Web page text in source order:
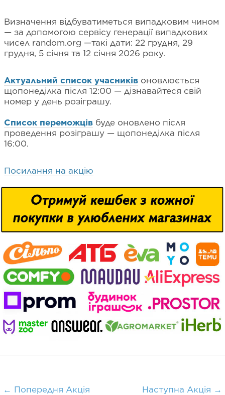
Визначення відбуватиметься випадковим чином
— за допомогою сервісу генерації випадкових
чисел random.org —такі дати: 22 грудня, 29
грудня, 5 січня та 12 січня 2026 року.
Актуальний список учасників оновлюється
щопонеділка після 12:00 — дізнавайтеся свій
номер у день розіграшу.
Список переможців буде оновлено після
проведення розіграшу — щопонеділка після
16:00.
Посилання на акцію
← Попередня Акція Наступна Акція →